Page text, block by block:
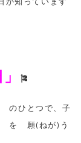
か知っています
🎏
のひとつで、子
を 願 ( ねが) う